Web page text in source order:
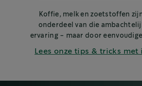
Koffie, melk en zoetstoffen
onderdeel van die
ervaring - maar door
jouw koude koffie naar een
Lees onze tips & tricks met